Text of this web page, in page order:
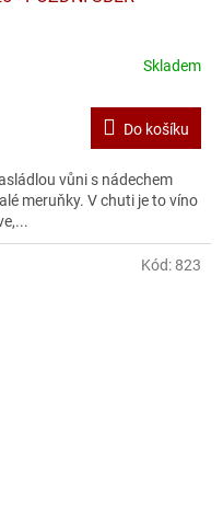
Skladem
Do košíku
vůni s nádechem
meruňky. V chuti je to víno
Kód: 823